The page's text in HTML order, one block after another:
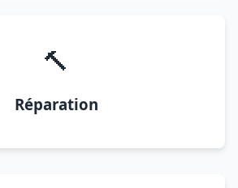
🔨
Réparation